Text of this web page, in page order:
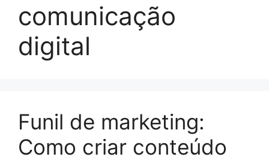
comunicação
digital
Funil de marketing:
Como criar conteúdo